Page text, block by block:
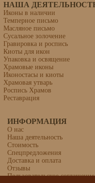
Икона
НАША
Иконы в наличии
Темперное письмо
Масляное письмо
Сусальное золочение
Гравировка и роспись
Киоты для икон
Упаковка и освящение
Храмовые иконы
Иконостасы и киоты
Храмовая утварь
Роспись Храмов
Реставрация
ИНФОРМАЦИЯ
О нас
Наша деятельность
Стоимость
Спецпредложения
Доставка и оплата
Отзывы
Пользовательское соглашение